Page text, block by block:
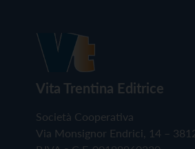
Vita Trentina Editrice
Società Cooperativa
Via Monsignor Endrici, 14 –